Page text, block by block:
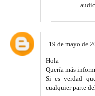
19 de mayo de
Hola
Quería más
Si es verdad
cualquier parte